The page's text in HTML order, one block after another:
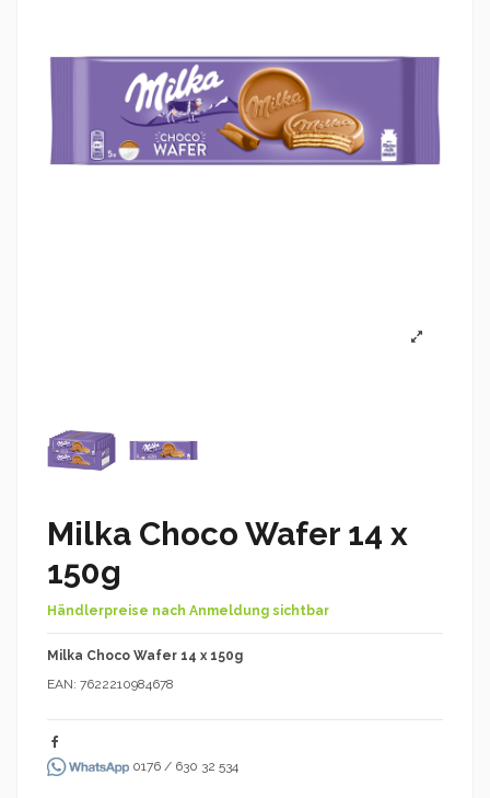
Milka Choco Wafer 14 x
150g
Händlerpreise nach Anmeldung sichtbar
Milka Choco Wafer 14 x 150g
EAN: 7622210984678
0176 / 630 32 534